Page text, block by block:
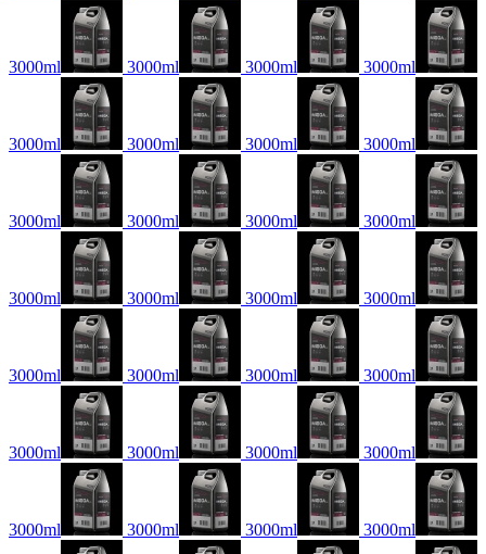
3000ml 3000ml 3000ml 3000ml
3000ml 3000ml 3000ml 3000ml
3000ml 3000ml 3000ml 3000ml
3000ml 3000ml 3000ml 3000ml
3000ml 3000ml 3000ml 3000ml
3000ml 3000ml 3000ml 3000ml
3000ml 3000ml 3000ml 3000ml